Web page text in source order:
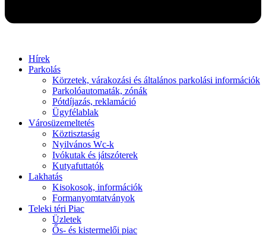
Hírek
Parkolás
Körzetek, várakozási és általános parkolási információk
Parkolóautomaták, zónák
Pótdíjazás, reklamáció
Ügyfélablak
Városüzemeltetés
Köztisztaság
Nyilvános Wc-k
Ivókutak és játszóterek
Kutyafuttatók
Lakhatás
Kisokosok, információk
Formanyomtatványok
Teleki téri Piac
Üzletek
Ős- és kistermelői piac